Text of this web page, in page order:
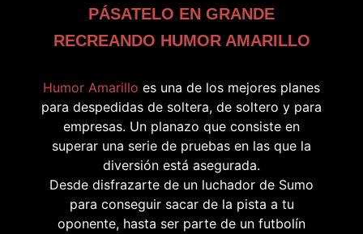
PÁSATELO EN GRANDE
RECREANDO HUMOR AMARILLO
Humor Amarillo es una de los mejores planes
para despedidas de soltera, de soltero y para
empresas. Un planazo que consiste en
superar una serie de pruebas en las que la
diversión está asegurada.
Desde disfrazarte de un luchador de Sumo
para conseguir sacar de la pista a tu
oponente, hasta ser parte de un futbolín